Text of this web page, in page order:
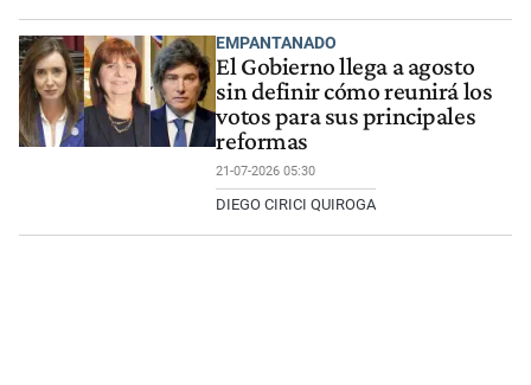
EMPANTANADO
El Gobierno llega a agosto
sin definir cómo reunirá los
votos para sus principales
reformas
21-07-2026 05:30
DIEGO CIRICI QUIROGA